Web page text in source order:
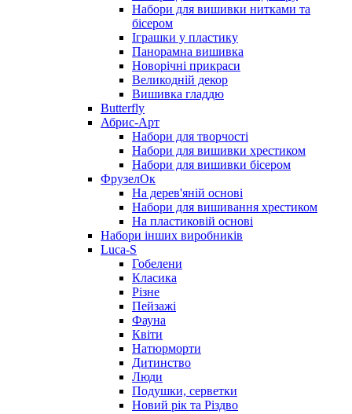
Набори для вишивки нитками та
бісером
Іграшки у пластику
Панорамна вишивка
Новорічні прикраси
Великодній декор
Вишивка гладдю
Butterfly
Абрис-Арт
Набори для творчості
Набори для вишивки хрестиком
Набори для вишивки бісером
ФрузелОк
На дерев'яній основі
Набори для вишивання хрестиком
На пластиковій основі
Набори інших виробників
Luca-S
Гобелени
Класика
Різне
Пейзажі
Фауна
Квіти
Натюрморти
Дитинство
Люди
Подушки, серветки
Новий рік та Різдво